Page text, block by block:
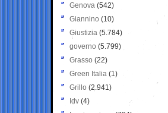
Genova (542)
Giannino (10)
Giustizia (5.784)
governo (5.799)
Grasso (22)
Green Italia (1)
Grillo (2.941)
Idv (4)